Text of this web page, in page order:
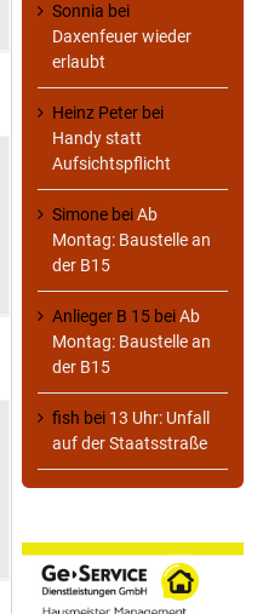
Sonnia bei
Daxenfeuer wieder
erlaubt
Heinz Peter bei
Handy statt
Aufsichtspflicht
Simone beiAb
Montag: Baustelle an
der B15
Anlieger B 15 beiAb
Montag: Baustelle an
der B15
fish bei 13 Uhr: Unfall
auf der Staatsstraße